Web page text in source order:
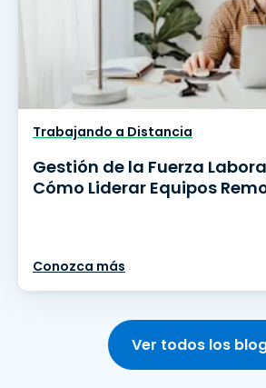
Trabajando a Distancia
Gestión de la Fuerza
Cómo Liderar Equipos
Conozca más
Ver todos los